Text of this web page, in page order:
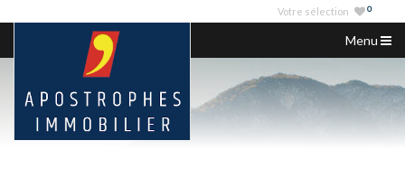
Votre sélection 0
Menu
NOS ANNONCES